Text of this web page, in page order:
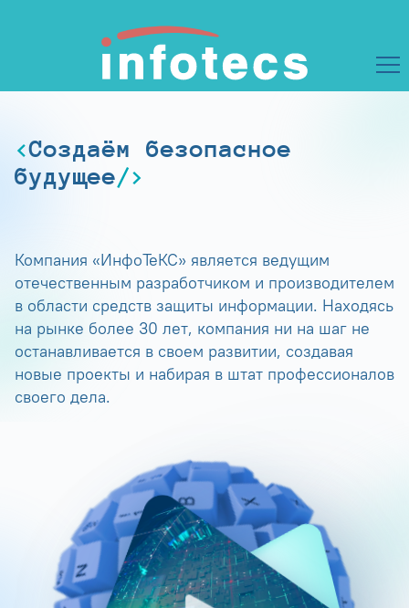
Создаём безопасное
будущее
Компания «ИнфоТеКС» является ведущим
отечественным разработчиком и производителем
в области средств защиты информации. Находясь
на рынке более 30 лет, компания ни на шаг не
останавливается в своем развитии, создавая
новые проекты и набирая в штат профессионалов
своего дела.